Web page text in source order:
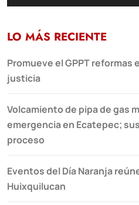
LO MÁS RECIENTE
Promueve el GPPT reformas
justicia
Volcamiento de pipa de gas
emergencia en Ecatepec;
proceso
Eventos del Día Naranja
Huixquilucan